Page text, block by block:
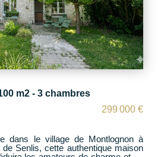
m2 - 3 chambres
299 000 €
dans le village de Montlognon à
Senlis, cette authentique maison